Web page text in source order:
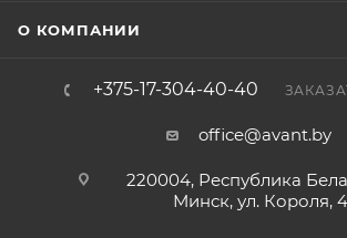
О КОМПАНИИ
+375-17-304-40-40
office@avant.by
220004, Республика
Минск, ул. Короля,